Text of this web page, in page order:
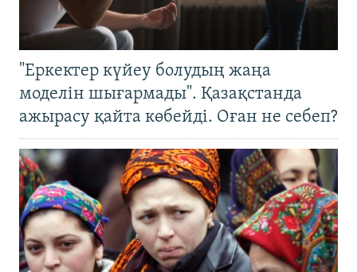
"Еркектер күйеу болудың жаңа
моделін шығармады". Қазақстанда
ажырасу қайта көбейді. Оған не себеп?